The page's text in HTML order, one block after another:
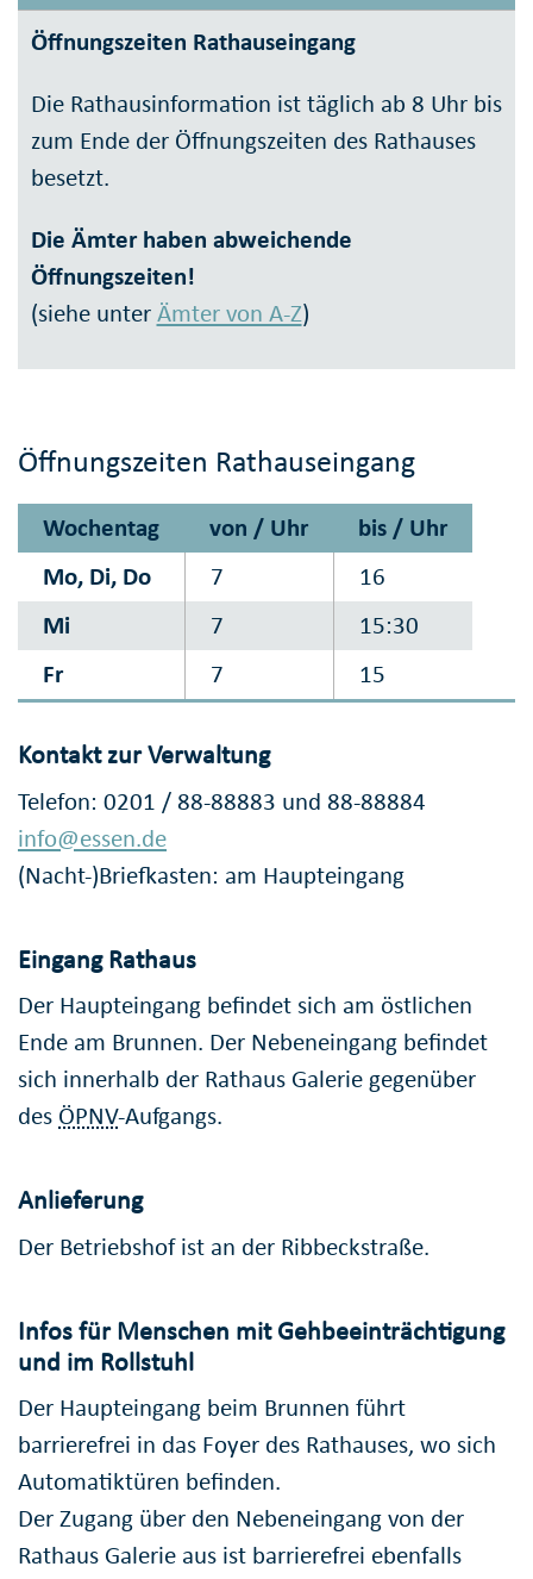
Öffnungszeiten Rathauseingang
Die Rathausinformation ist täglich ab 8 Uhr bis
zum Ende der Öffnungszeiten des Rathauses
besetzt.
Die Ämter haben abweichende
Öffnungszeiten!
(siehe unterÄmter von A-Z)
Öffnungszeiten Rathauseingang
Wochentag von / Uhr
bis / Uhr
Mo, Di, Do
7
16
Mi
7
15:30
Fr
7 15
Kontakt zur Verwaltung
Telefon: 0201 / 88-88883 und 88-88884
info@essen.de
(Nacht-)Briefkasten: am Haupteingang
Eingang Rathaus
Der Haupteingang befindet sich am östlichen
Ende am Brunnen. Der Nebeneingang befindet
sich innerhalb der Rathaus Galerie gegenüber
des ÖPNV-Aufgangs.
Anlieferung
Der Betriebshof ist an der Ribbeckstraße.
Infos für Menschen mit Gehbeeinträchtigung
und im Rollstuhl
Der Haupteingang beim Brunnen führt
barrierefrei in das Foyer des Rathauses, wo sich
Automatiktüren befinden.
Der Zugang über den Nebeneingang von der
Rathaus Galerie aus ist barrierefrei ebenfalls